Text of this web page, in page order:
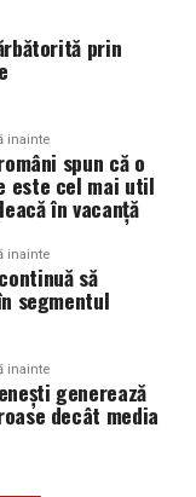
campanii
este unul
și unul
un client te alege
prin
inainte
spun că o
este cel mai util
în vacanță
inainte
să
segmentul
inainte
generează
decât media